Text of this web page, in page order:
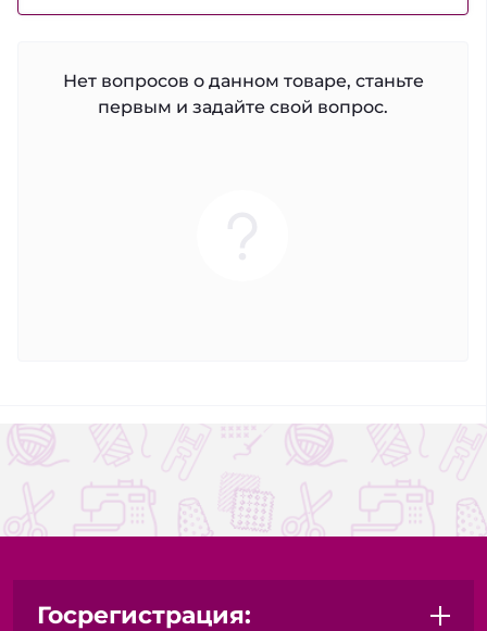
Нет вопросов о данном товаре, станьте
первым и задайте свой вопрос.
Госрегистрация: